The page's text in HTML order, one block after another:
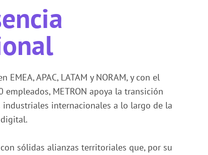
APAC, LATAM y NORAM, y con el
METRON apoya la transición
internacionales a lo largo de la
sólidas alianzas territoriales que, por su